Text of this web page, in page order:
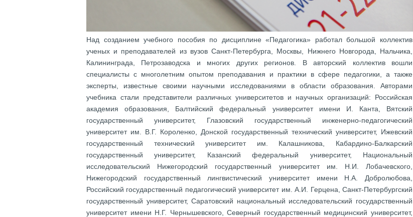
Над созданием учебного пособия по дисциплине «Педагогика» работал большой коллектив
ученых и преподавателей из вузов Санкт-Петербурга, Москвы, Нижнего Новгорода, Нальчика,
Калининграда, Петрозаводска и многих других регионов. В авторский коллектив вошли
специалисты с многолетним опытом преподавания и практики в сфере педагогики, а также
эксперты, известные своими научными исследованиями в области образования. Авторами
учебника стали представители различных университетов и научных организаций: Российская
академия образования, Балтийский федеральный университет имени И. Канта, Вятский
государственный университет, Глазовский государственный инженерно-педагогический
университет им. В.Г. Короленко, Донской государственный технический университет, Ижевский
государственный технический университет им. Калашникова, Кабардино-Балкарский
государственный университет, Казанский федеральный университет, Национальный
исследовательский Нижегородский государственный университет им. Н.И. Лобачевского,
Нижегородский государственный лингвистический университет имени Н.А. Добролюбова,
Российский государственный педагогический университет им. А.И. Герцена, Санкт-Петербургский
государственный университет, Саратовский национальный исследовательский государственный
университет имени Н.Г. Чернышевского, Северный государственный медицинский университет,